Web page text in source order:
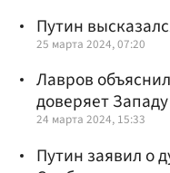
Путин
25 марта 2024, 07:20
Лавров
доверяет Западу
24 марта 2024, 15:33
Путин заявил о